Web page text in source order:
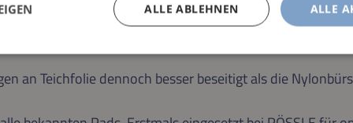
von abgenutzten Bürstengewebe des Clear-Pad-
an Teichfolie dennoch besser beseitigt als die
ALLE
ALLE ABLEHNEN